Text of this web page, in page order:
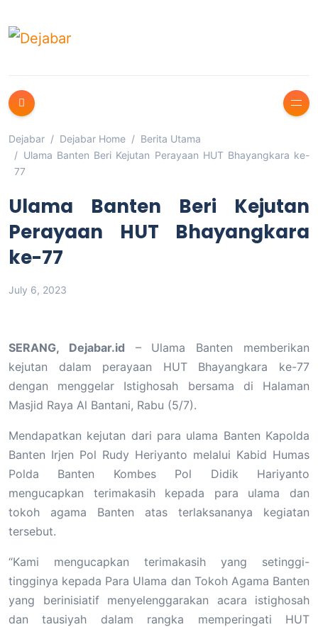
Dejabar Dejabar Home
Berita Utama
Ulama Banten Beri Kejutan Perayaan HUT Bhayangkara ke-
77
Ulama Banten Beri Kejutan
Perayaan HUT Bhayangkara
ke-77
July 6, 2023
SERANG, Dejabar.id – Ulama Banten memberikan
kejutan dalam perayaan HUT Bhayangkara ke-77
dengan menggelar Istighosah bersama di Halaman
Masjid Raya Al Bantani, Rabu (5/7).
Mendapatkan kejutan dari para ulama Banten Kapolda
Banten Irjen Pol Rudy Heriyanto melalui Kabid Humas
Polda Banten Kombes Pol Didik Hariyanto
mengucapkan terimakasih kepada para ulama dan
tokoh agama Banten atas terlaksananya kegiatan
tersebut.
“Kami mengucapkan terimakasih yang setinggi-
tingginya kepada Para Ulama dan Tokoh Agama Banten
yang berinisiatif menyelenggarakan acara istighosah
dan tausiyah dalam rangka memperingati HUT